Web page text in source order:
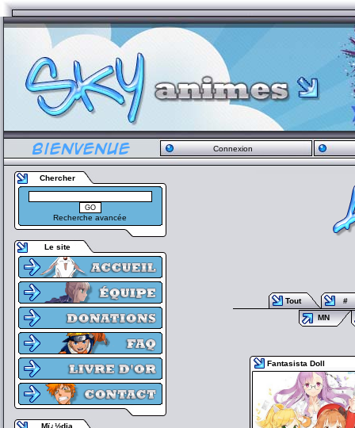
Connexion
Chercher
Recherche avancée
Le site
Mï¿½dia
Tout
#
MN
Fantasista Doll